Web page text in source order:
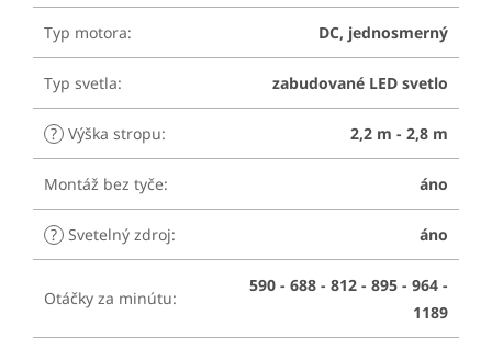
Typ motora: DC, jednosmerný
Typ svetla: zabudované LED svetlo
? Výška stropu: 2,2 m - 2,8 m
Montáž bez tyče: áno
? Svetelný zdroj: áno
Otáčky za minútu:
590 - 688 - 812 - 895 - 964 -
1189